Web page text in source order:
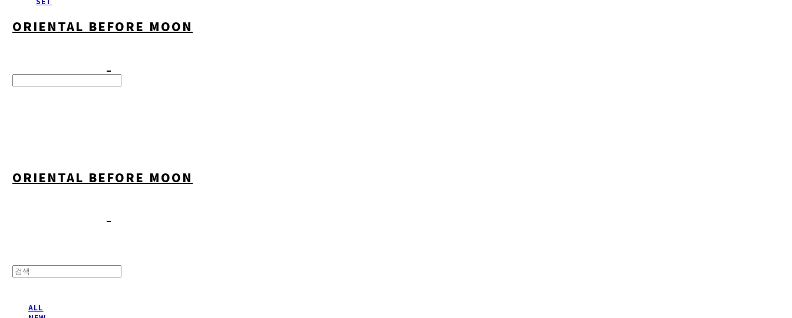
ORIENTAL BEFORE MOON
ORIENTAL BEFORE MOON
ALL